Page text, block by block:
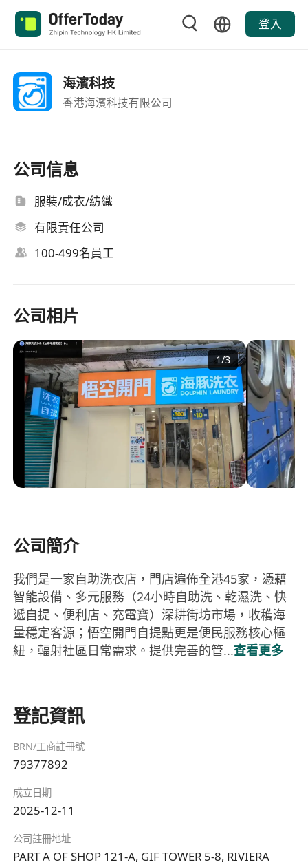
登入
海濱科技
香港海濱科技有限公司
公司信息
服裝/成衣/紡織
有限責任公司
100-499名員工
公司相片
1/3
公司簡介
我們是一家自助洗衣店，門店遍佈全港45家，憑藉
智能設備、多元服務（24小時自助洗、乾濕洗、快
遞自提、便利店、充電寶）深耕街坊市場，收穫海
量穩定客源；悟空開門自提點更是便民服務核心樞
紐，輻射社區日常需求。提供完善的管...查看更多
登記資訊
BRN/工商註冊號
79377892
成立日期
2025-12-11
公司註冊地址
PART A OF SHOP 121-A, GIF TOWER 5-8, RIVIERA